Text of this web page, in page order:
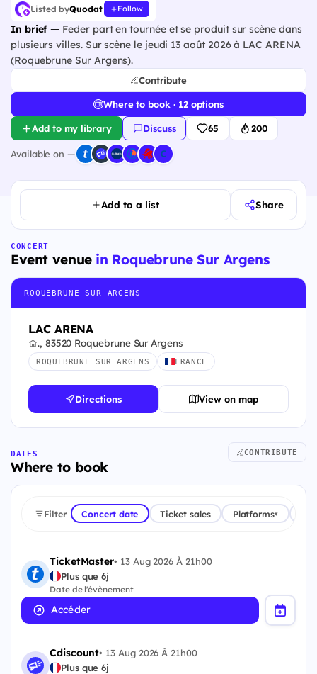
Listed byQuodat Follow
In brief — Feder part en tournée et se produit sur scène dans
plusieurs villes. Sur scène le jeudi 13 août 2026 à LAC ARENA
(Roquebrune Sur Argens).
Contribute
Where to book · 12 options
Add to my library Discuss 65 200
Available on —
Add to a list Share
CONCERT
Event venue in Roquebrune Sur Argens
ROQUEBRUNE SUR ARGENS
LAC ARENA
., 83520 Roquebrune Sur Argens
ROQUEBRUNE SUR ARGENS FRANCE
Directions View on map
DATES
Where to book
CONTRIBUTE
Filter Concert date Ticket sales Platforms▾
TicketMaster• 13 Aug 2026 À 21h00
Plus que 6j
Date de l'évènement
Accéder
Cdiscount• 13 Aug 2026 À 21h00
Plus que 6j